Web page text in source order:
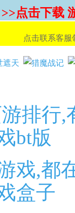
>>点击下载
点击联系客服
排行
bt版
戏,都
盒子